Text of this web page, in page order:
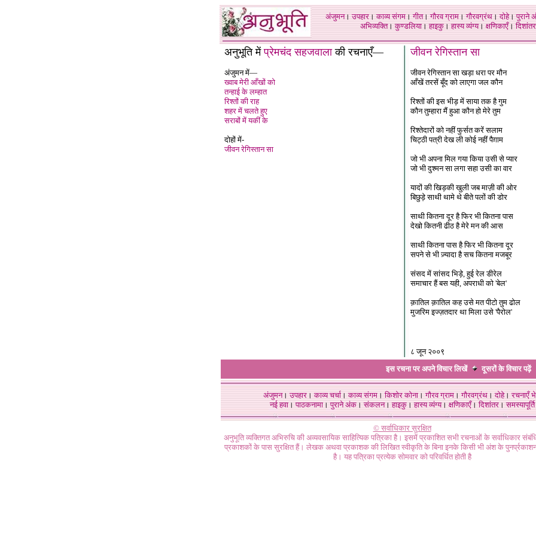
अंजुमन।उपहार।काव्य संगम।गीत।गौरव ग्राम।गौरवग्रंथ।दोहे।पुराने
अभिव्यक्ति।कुण्डलिया।हाइकु।हास्य व्यंग्य।क्षणिकाएँ।दिशांतर
अनुभूति मेंप्रेमचंद सहजवाला की रचनाएँ—
अंजुमन में—
ख्वाब मेरी आँखों को
तन्हाई के लम्हात
रिश्तों की राह
शहर में चलते हुए
सराबों में यकीं के
दोहों में-
जीवन रेगिस्तान सा
जीवन रेगिस्तान सा
जीवन रेगिस्तान सा खड़ा धरा पर मौन
आँखें तरसें बूँद को लाएगा जल कौन
रिश्तों की इस भीड़ में साया तक है गुम
कौन तुम्हारा मैं हुआ कौन हो मेरे तुम
रिश्तेदारों को नहीं फुर्सत करें सलाम
चिट्ठी पत्री देख ली कोई नहीं पैग़ाम
जो भी अपना मिल गया किया उसी से प्यार
जो भी दुश्मन सा लगा सहा उसी का वार
यादों की खिड़की खुली जब माज़ी की ओर
बिछुड़े साथी थामे थे बीते पलों की डोर
साथी कितना दूर है फिर भी कितना पास
देखो कितनी ढीठ है मेरे मन की आस
साथी कितना पास है फिर भी कितना दूर
सपने से भी ज़्यादा है सच कितना मजबूर
संसद में सांसद भिड़े, हुई रेल डीरेल
समाचार हैं बस यही, अपराधी को 'बेल'
क़ातिल क़ातिल कह उसे मत पीटो तुम ढोल
मुजरिम इज्ज़तदार था मिला उसे 'पैरोल'
८ जून २००९
इस रचना पर अपने विचार लिखें
दूसरों के विचारपढ़ें
अंजुमन।उपहार।काव्य चर्चा।काव्य संगम।किशोर कोना।गौरव ग्राम।गौरवग्रंथ।दोहे।रचनाएँ
नई हवा। पाठकनामा। पुराने अंक। संकलन। हाइकु। हास्य व्यंग्य। क्षणिकाएँ। दिशांतर। समस्यापूर्ति
© सर्वाधिकार सुरक्षित
अनुभूति व्यक्तिगत अभिरुचि की अव्यवसायिक साहित्यिक पत्रिका है। इसमें प्रकाशित सभी रचनाओं के सर्वाधिकार
प्रकाशकों के पास सुरक्षित हैं। लेखक अथवा प्रकाशक की लिखित स्वीकृति के बिना इनके किसी भी अंश के
है। यह पत्रिका प्रत्येक सोमवार को परिवर्धित होती है